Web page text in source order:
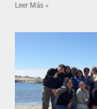
Leer Más »